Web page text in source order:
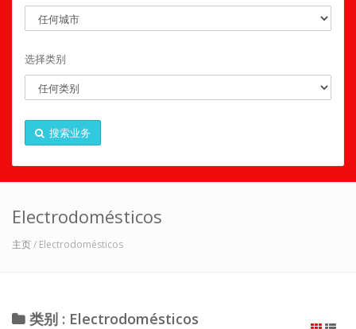
选择类别
搜索业务
Electrodomésticos
主页/ Electrodomésticos
类别 : Electrodomésticos